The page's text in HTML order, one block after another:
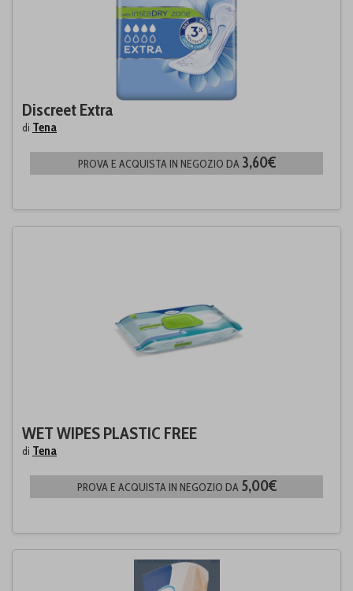
Discreet Extra
di Tena
PROVA E ACQUISTA IN NEGOZIO DA 3,60€
WET WIPES PLASTIC FREE
di Tena
PROVA E ACQUISTA IN NEGOZIO DA 5,00€